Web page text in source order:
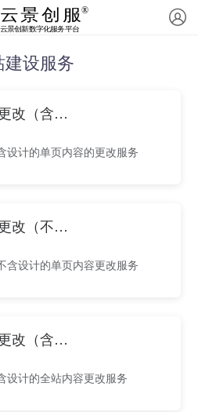
建设服务
单页内容更改（含设计）
设计的单页内容的更改服务
单页内容更改（不含设计）
含设计的单页内容更改服务
全站内容更改（含设计）
设计的全站内容更改服务